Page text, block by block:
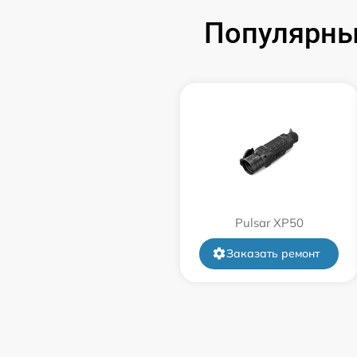
Ремонт платы управления
Восстановление после попадания влаги
Pulsar XP50
Заказать ремонт